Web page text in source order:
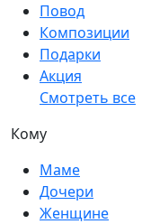
Повод
Композиции
Подарки
Акция
Смотреть все
Кому
Маме
Дочери
Женщине